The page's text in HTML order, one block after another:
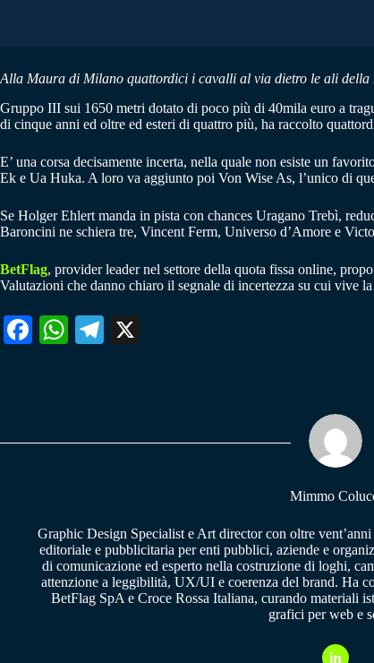
Alla Maura di Milano quattordici i cavalli al via dietro le ali della
Gruppo III sui 1650 metri dotato di poco più di 40mila euro a
di cinque anni ed oltre ed esteri di quattro più, ha raccolto
E’ una corsa decisamente incerta, nella quale non esiste un
Ek e Ua Huka. A loro va aggiunto poi Von Wise As, l’unico di
Se Holger Ehlert manda in pista con chances Uragano Trebì,
Baroncini ne schiera tre, Vincent Ferm, Universo d’Amore e
BetFlag, provider leader nel settore della quota fissa online,
Valutazioni che danno chiaro il segnale di incertezza su cui vive
Fa W
pp
Te
m
Mimmo
Graphic Design Specialist e Art director con oltre
editoriale e pubblicitaria per enti pubblici, aziende e
di comunicazione ed esperto nella costruzione di loghi,
attenzione a leggibilità, UX/UI e coerenza del brand. Ha
BetFlag SpA e Croce Rossa Italiana, curando materiali
grafici per web e